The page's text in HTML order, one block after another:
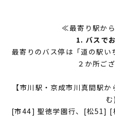
≪最寄り駅か
1. バスで
最寄りのバス停は「道の駅い
２か所ご
【市川駅・京成市川真間駅
む)
[市44] 聖徳学園行、[松51]